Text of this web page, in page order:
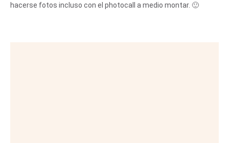
hacerse fotos incluso con el photocall a medio montar. 🙂